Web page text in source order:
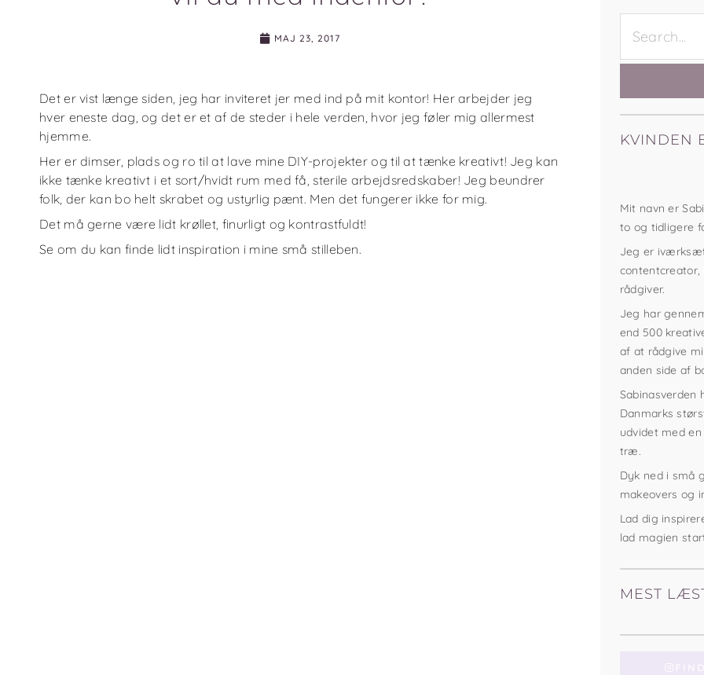
MAJ 23, 2017
Det er vist længe siden, jeg har inviteret jer med ind på mit kontor! Her arbejder jeg
hver eneste dag, og det er et af de steder i hele verden, hvor jeg føler mig allermest
hjemme.
Her er dimser, plads og ro til at lave mine DIY-projekter og til at tænke kreativt! Jeg kan
ikke tænke kreativt i et sort/hvidt rum med få, sterile arbejdsredskaber! Jeg beundrer
folk, der kan bo helt skrabet og ustyrlig pænt. Men det fungerer ikke for mig.
Det må gerne være lidt krøllet, finurligt og kontrastfuldt!
Se om du kan finde lidt inspiration i mine små stilleben.
EFTER:
KVINDEN
Mit navn er
to og tidligere
Jeg er
rådgiver.
Jeg har
end 500
af at rådgive
anden side af
Sabinasverden
Danmarks
udvidet med
træ.
Dyk ned i små
makeovers og
Lad dig
lad magien
MEST